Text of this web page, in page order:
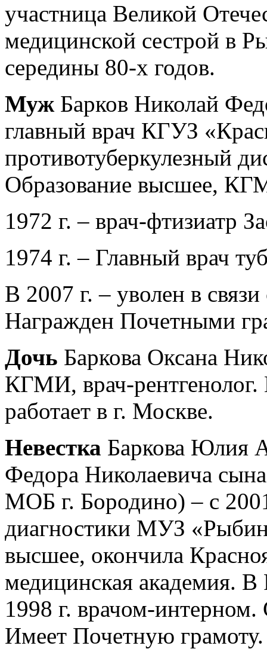
участница Великой
медицинской сестрой в
середины 80-х годов.
Муж Барков Николай
главный врач КГУЗ
противотуберкулезный
Образование высшее,
1972 г. – врач-фтизиатр
1974 г. – Главный врач
В 2007 г. – уволен в
Награжден Почетными
Дочь Баркова Оксана
КГМИ, врач-
работает в г. Москве.
Невестка Баркова Юлия
Федора Николаевича
МОБ г. Бородино) – с 2001
диагностики МУЗ
высшее, окончила
медицинская академия.
1998 г. врачом-
Имеет Почетную грамоту.